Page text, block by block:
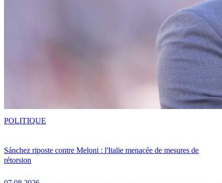
Sánchez riposte contre Meloni : l'Italie menacée de mesures de
rétorsion
POLITIQUE